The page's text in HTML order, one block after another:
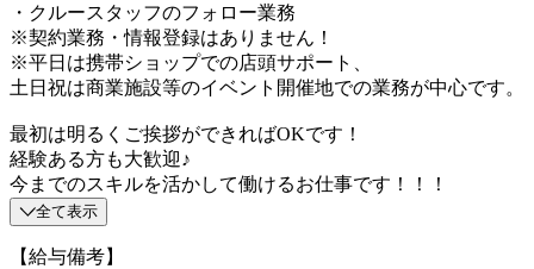
・クルースタッフのフォロー業務
※契約業務・情報登録はありません！
※平日は携帯ショップでの店頭サポート、
土日祝は商業施設等のイベント開催地での業務が中心です。
最初は明るくご挨拶ができればOKです！
経験ある方も大歓迎♪
今までのスキルを活かして働けるお仕事です！！！
全て表示
【給与備考】